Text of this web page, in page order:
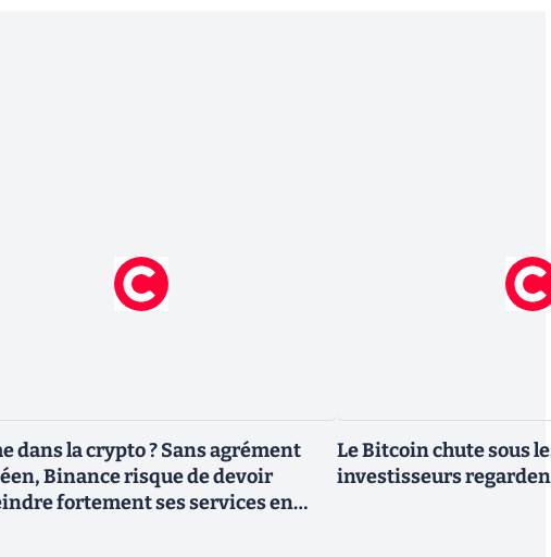
dans la crypto ? Sans agrément
Binance risque de devoir
fortement ses services en
Le Bitcoin chute sous
investisseurs